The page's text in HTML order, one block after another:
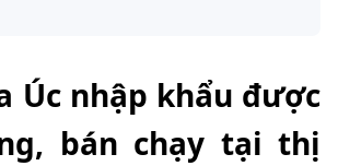
Úc nhập khẩu được
bán chạy tại thị